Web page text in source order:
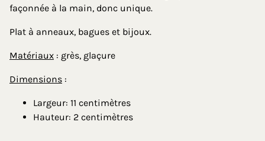
façonnée à la main, donc unique.
Plat à anneaux, bagues et bijoux.
Matériaux : grès, glaçure
Dimensions :
Largeur: 11 centimètres
Hauteur: 2 centimètres